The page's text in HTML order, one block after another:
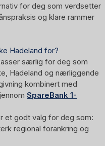
for deg som verdsetter
og klare rammer
Hadeland for?
særlig for deg som
Hadeland og nærliggende
kombinert med
SpareBank 1-
et godt valg for deg som:
regional forankring og